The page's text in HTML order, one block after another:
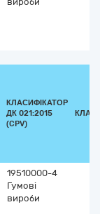
КЛАСИФІКАТОР
ДК 021:2015
(CPV)
19510000-4
Гумові
вироби